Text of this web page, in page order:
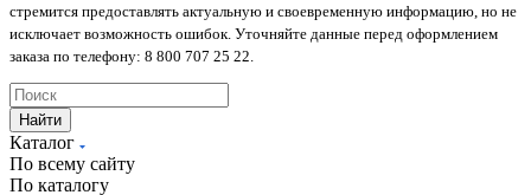
стремится предоставлять актуальную и своевременную информацию, но не
исключает возможность ошибок. Уточняйте данные перед оформлением
заказа по телефону: 8 800 707 25 22.
Найти
Каталог
По всему сайту
По каталогу